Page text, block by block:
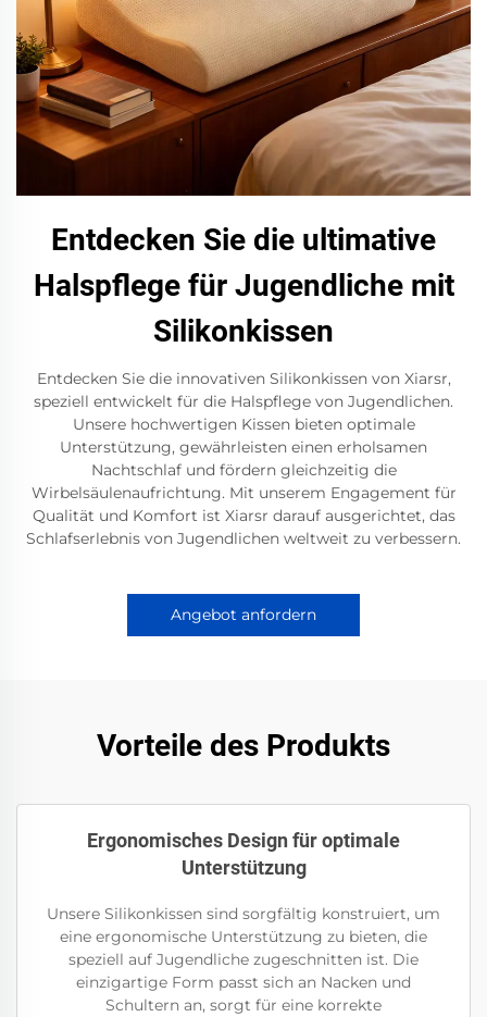
Entdecken Sie die ultimative
Halspflege für Jugendliche mit
Silikonkissen
Entdecken Sie die innovativen Silikonkissen von Xiarsr,
speziell entwickelt für die Halspflege von Jugendlichen.
Unsere hochwertigen Kissen bieten optimale
Unterstützung, gewährleisten einen erholsamen
Nachtschlaf und fördern gleichzeitig die
Wirbelsäulenaufrichtung. Mit unserem Engagement für
Qualität und Komfort ist Xiarsr darauf ausgerichtet, das
Schlafserlebnis von Jugendlichen weltweit zu verbessern.
Angebot anfordern
Vorteile des Produkts
Ergonomisches Design für optimale
Unterstützung
Unsere Silikonkissen sind sorgfältig konstruiert, um
eine ergonomische Unterstützung zu bieten, die
speziell auf Jugendliche zugeschnitten ist. Die
einzigartige Form passt sich an Nacken und
Schultern an, sorgt für eine korrekte